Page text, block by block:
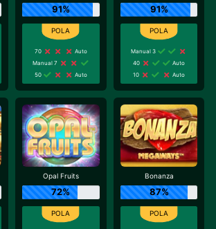
91%
70
Auto
Manual 7
50
Auto
91%
Manual 3
40
Auto
10
Auto
Opal Fruits
72%
Bonanza
87%